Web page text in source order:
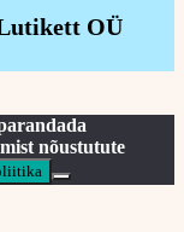
OÜ
nõustutute